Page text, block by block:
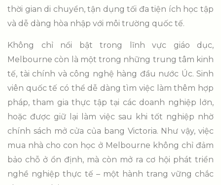
thời gian di chuyển, tận dụng tối đa tiện ích học tập
và dễ dàng hòa nhập với môi trường quốc tế.
Không chỉ nổi bật trong lĩnh vực giáo dục,
Melbourne còn là một trong những trung tâm kinh
tế, tài chính và công nghệ hàng đầu nước Úc. Sinh
viên quốc tế có thể dễ dàng tìm việc làm thêm hợp
pháp, tham gia thực tập tại các doanh nghiệp lớn,
hoặc được giữ lại làm việc sau khi tốt nghiệp nhờ
chính sách mở cửa của bang Victoria. Như vậy, việc
mua nhà cho con học ở Melbourne không chỉ đảm
bảo chỗ ở ổn định, mà còn mở ra cơ hội phát triển
nghề nghiệp thực tế – một hành trang vững chắc